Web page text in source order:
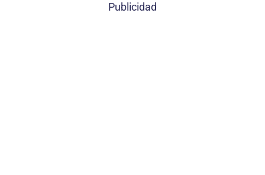
Publicidad